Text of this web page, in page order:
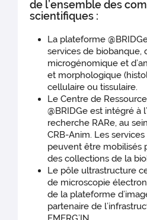
de l’ensemble des
scientiﬁques :
La plateforme
services de biobanque,
microgénomique et
et morphologique
cellulaire ou tissulaire.
Le Centre de
@BRIDGe est intégré à
recherche RARe, au
CRB-Anim. Les services
peuvent être mobilisés
des collections de la
Le pôle ultrastructure
de microscopie
de la plateforme
partenaire de